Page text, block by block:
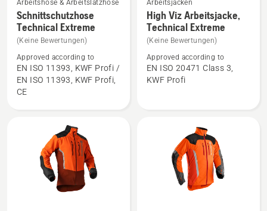
Mehr
Details
zu
Schnittschutzhose
Technical
Extreme
anzeigen
Arbeitshose & Arbeitslatzhose
Schnittschutzhose
Technical Extreme
(Keine Bewertungen)
Approved according to
EN ISO 11393, KWF Profi /
EN ISO 11393, KWF Profi,
CE
Mehr
Details
zu
High
Viz
Arbeitsjacke,
Arbeitsjacken
High Viz Arbeitsjacke,
Technical Extreme
(Keine Bewertungen)
Approved according to
EN ISO 20471 Class 3,
KWF Profi